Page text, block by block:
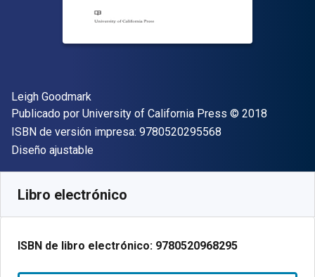
Autor(es)
Leigh Goodmark
Editor
Publicado por University of California Press Copyright
© 2018
ISBN de versión impresa: 9780520295568
Formato
Diseño ajustable
Libro electrónico
ISBN de libro electrónico: 9780520968295